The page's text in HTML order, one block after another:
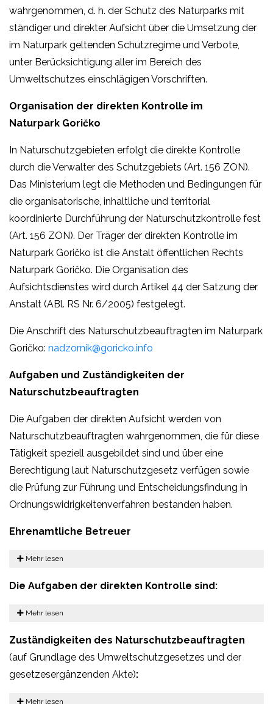
wahrgenommen, d. h. der Schutz des Naturparks mit
ständiger und direkter Aufsicht über die Umsetzung der
im Naturpark geltenden Schutzregime und Verbote,
unter Berücksichtigung aller im Bereich des
Umweltschutzes einschlägigen Vorschriften.
Organisation der direkten Kontrolle im
Naturpark Goričko
In Naturschutzgebieten erfolgt die direkte Kontrolle
durch die Verwalter des Schutzgebiets (Art. 156 ZON).
Das Ministerium legt die Methoden und Bedingungen für
die organisatorische, inhaltliche und territorial
koordinierte Durchführung der Naturschutzkontrolle fest
(Art. 156 ZON). Der Träger der direkten Kontrolle im
Naturpark Goričko ist die Anstalt öffentlichen Rechts
Naturpark Goričko. Die Organisation des
Aufsichtsdienstes wird durch Artikel 44 der Satzung der
Anstalt (ABl. RS Nr. 6/2005) festgelegt.
Die Anschrift des Naturschutzbeauftragten im Naturpark
Goričko: nadzornik@goricko.info
Aufgaben und Zuständigkeiten der
Naturschutzbeauftragten
Die Aufgaben der direkten Aufsicht werden von
Naturschutzbeauftragten wahrgenommen, die für diese
Tätigkeit speziell ausgebildet sind und über eine
Berechtigung laut Naturschutzgesetz verfügen sowie
die Prüfung zur Führung und Entscheidungsfindung in
Ordnungswidrigkeitenverfahren bestanden haben.
Ehrenamtliche Betreuer
Mehr lesen
Die Aufgaben der direkten Kontrolle sind:
Mehr lesen
Zuständigkeiten des Naturschutzbeauftragten
(auf Grundlage des Umweltschutzgesetzes und der
gesetzesergänzenden Akte):
Mehr lesen